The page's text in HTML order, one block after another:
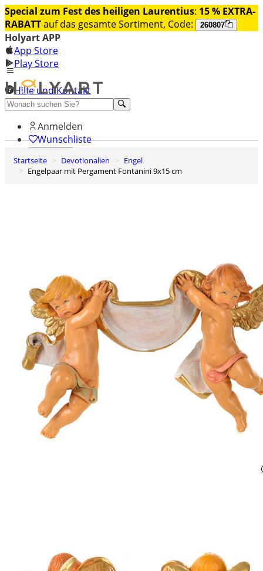
Special zum Fest des heiligen Laurentius: 15 % EXTRA-
RABATTauf das gesamte Sortiment, Code: 260807
Holyart APP
App Store
Play Store
Hilfe und Kontakt
Entdecken Sie Premium
Anmelden
Wunschliste
0
Warenkorb
Startseite Devotionalien
Engel
Engelpaar mit Pergament Fontanini 9x15 cm